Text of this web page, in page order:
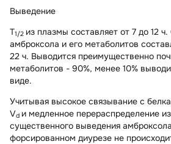
Выведение
T1/2 из плазмы составляет от 7 до 12
амброксола и его метаболитов
22 ч. Выводится преимущественно
метаболитов - 90%, менее 10%
виде.
Учитывая высокое связывание с
Vd и медленное перераспределение
существенного выведения
форсированном диурезе не